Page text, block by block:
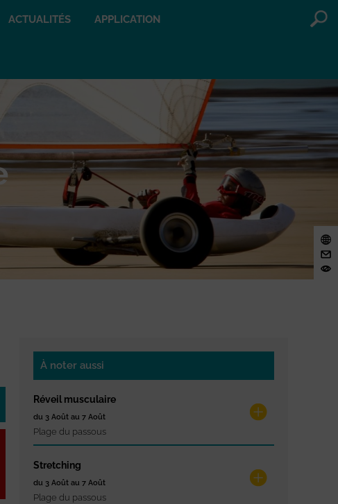
ACTUALITÉS APPLICATION
À noter aussi
Réveil musculaire
du 3 Août au 7 Août
Plage du passous
Stretching
du 3 Août au 7 Août
Plage du passous